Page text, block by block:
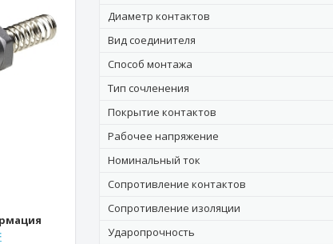
Диаметр контактов
Вид соединителя
Способ монтажа
Тип сочленения
Покрытие контактов
Рабочее напряжение
Номинальный ток
Сопротивление контактов
Сопротивление изоляции
Ударопрочность